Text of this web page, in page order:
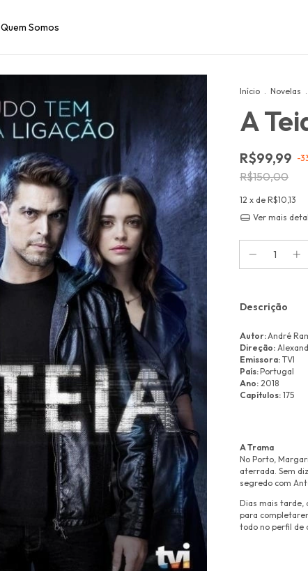
Quem Somos
Início . Novelas .
A
R$99,99 -
R$150,00
12 x de R$10,13
Ver mais
Descrição
Autor:André
Direção:
Emissora: TVI
País:Portugal
Ano: 2018
Capítulos: 175
A Trama
No Porto,
aterrada. Sem
segredo com
Dias mais tarde,
para
todo no perfil de